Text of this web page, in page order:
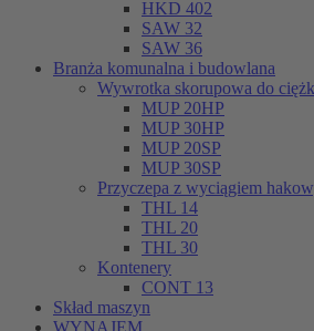
HKD 402
SAW 32
SAW 36
Branża komunalna i budowlana
Wywrotka skorupowa do
MUP 20HP
MUP 30HP
MUP 20SP
MUP 30SP
Przyczepa z wyciągiem
THL 14
THL 20
THL 30
Kontenery
CONT 13
Skład maszyn